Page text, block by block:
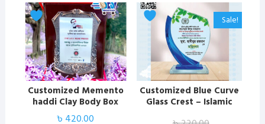
Customized Memento
haddi Clay Body Box
Crest
৳ 420.00
This
product
has
multiple
variants.
The
options
may
Sale!
Customized Blue Curve
Glass Crest – Islamic